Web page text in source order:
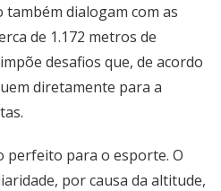
dialogam com as
de 1.172 metros de
desafios que, de acordo
diretamente para a
perfeito para o esporte. O
por causa da altitude,